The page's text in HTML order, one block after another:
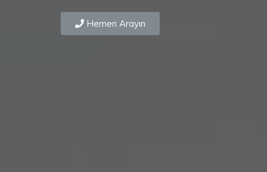
Hemen Arayın